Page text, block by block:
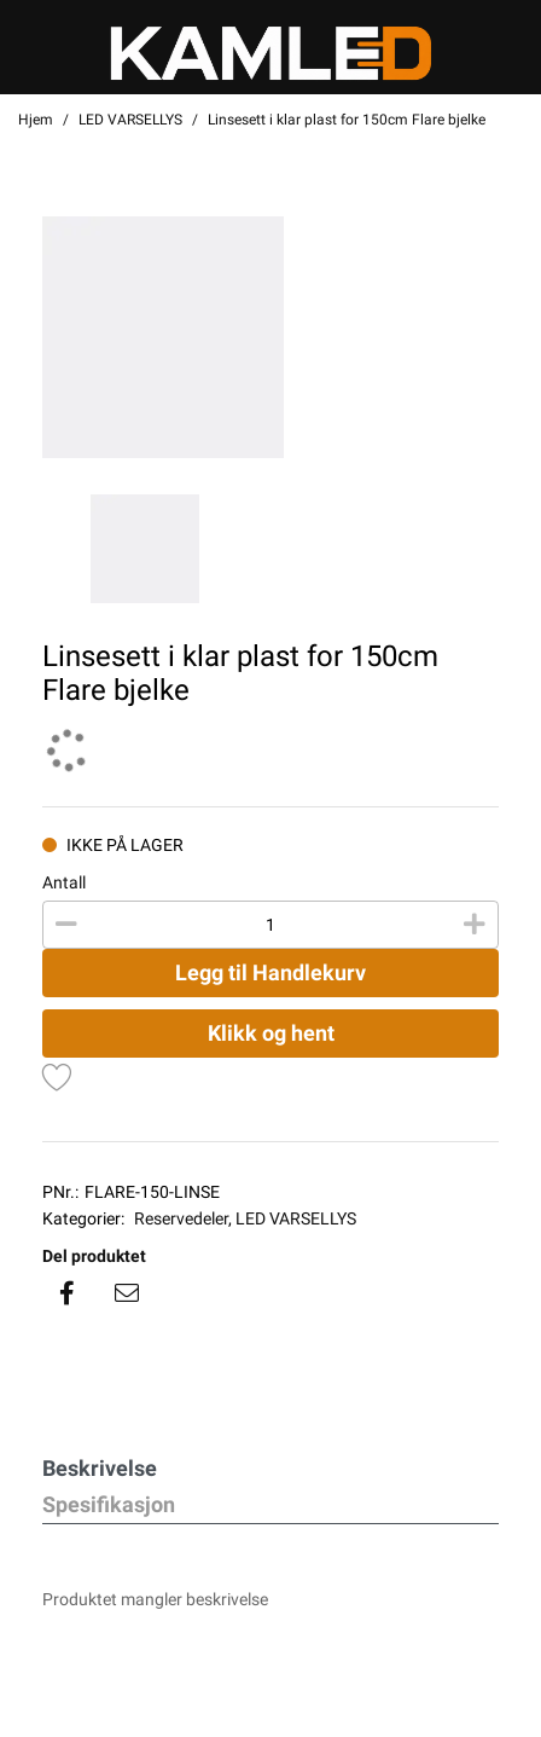
Hjem LED VARSELLYS Linsesett i klar plast for 150cm Flare bjelke
Linsesett i klar plast for 150cm
Flare bjelke
IKKE PÅ LAGER
Antall
Legg til Handlekurv
Klikk og hent
PNr.: FLARE-150-LINSE
Kategorier: Reservedeler, LED VARSELLYS
Del produktet
Beskrivelse
Spesifikasjon
Produktet mangler beskrivelse